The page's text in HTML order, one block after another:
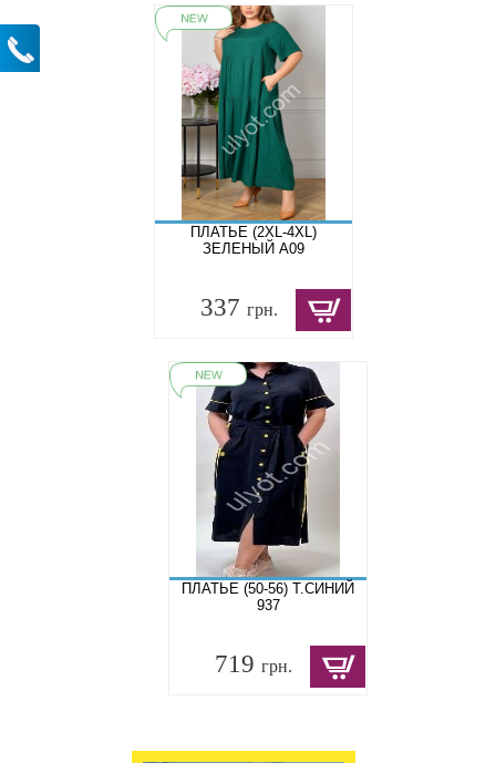
ПЛАТЬЕ (2XL-4XL)
ЗЕЛЕНЫЙ A09
337 грн.
ПЛАТЬЕ (50-56) Т.СИНИЙ
937
719 грн.